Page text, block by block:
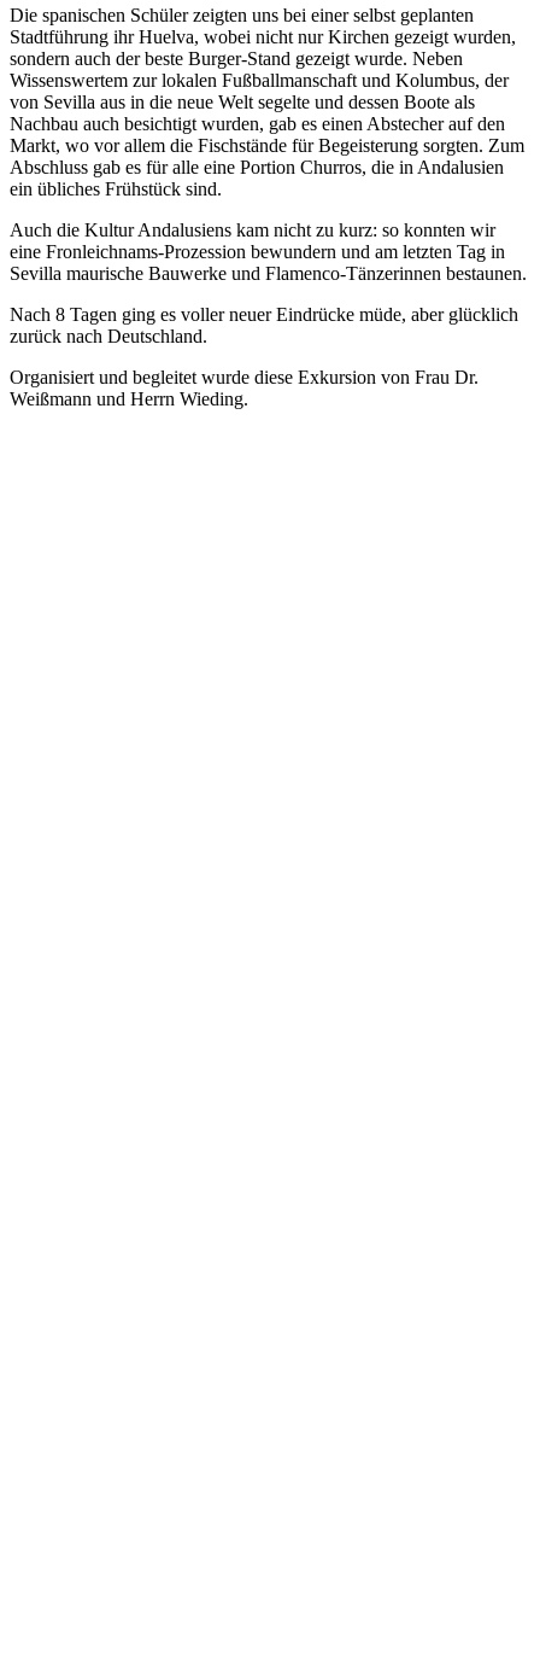
Die spanischen Schüler zeigten uns bei einer selbst geplanten
Stadtführung ihr Huelva, wobei nicht nur Kirchen gezeigt wurden,
sondern auch der beste Burger-Stand gezeigt wurde. Neben
Wissenswertem zur lokalen Fußballmanschaft und Kolumbus, der
von Sevilla aus in die neue Welt segelte und dessen Boote als
Nachbau auch besichtigt wurden, gab es einen Abstecher auf den
Markt, wo vor allem die Fischstände für Begeisterung sorgten. Zum
Abschluss gab es für alle eine Portion Churros, die in Andalusien
ein übliches Frühstück sind.
Auch die Kultur Andalusiens kam nicht zu kurz: so konnten wir
eine Fronleichnams-Prozession bewundern und am letzten Tag in
Sevilla maurische Bauwerke und Flamenco-Tänzerinnen bestaunen.
Nach 8 Tagen ging es voller neuer Eindrücke müde, aber glücklich
zurück nach Deutschland.
Organisiert und begleitet wurde diese Exkursion von Frau Dr.
Weißmann und Herrn Wieding.